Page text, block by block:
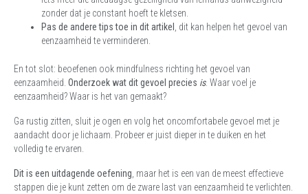
zonder dat je constant hoeft te kletsen.
Pas de andere tips toe in dit artikel , dit kan helpen het gevoel van
eenzaamheid te verminderen.
En tot slot: beoefenen ook mindfulness richting het gevoel van
eenzaamheid. Onderzoek wat dit gevoel precies is. Waar voel je
eenzaamheid? Waar is het van gemaakt?
Ga rustig zitten, sluit je ogen en volg het oncomfortabele gevoel met je
aandacht door je lichaam. Probeer er juist dieper in te duiken en het
volledig te ervaren.
Dit is een uitdagende oefening, maar het is een van de meest effectieve
stappen die je kunt zetten om de zware last van eenzaamheid te verlichten.